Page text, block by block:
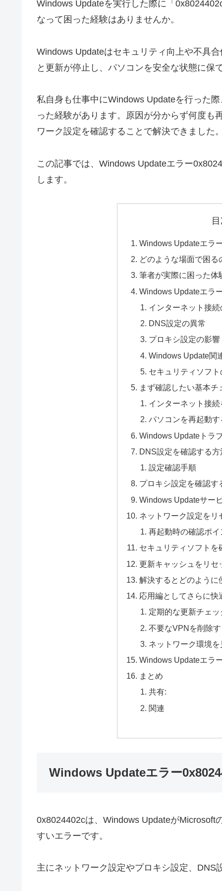
Windows Updateを実行した際に「
なって困った経験はありませんか。
Windows Updateはセキュリティ向上や不具
と更新が停止し、パソコンを安全な状態に保
私自身も仕事中にWindows Updateを行った
った経験があります。原因が分からず何度も
ワーク設定を確認することで解決できました
この記事では、Windows Updateエラー
します。
Windows Updateエラ
どのような場面で困る
筆者が実際に困った体
Windows Updateエラ
インターネット接
DNS設定の異常
プロキシ設定の影響
Windows Update関
セキュリティソフ
まず確認したい基本チ
インターネット接
パソコンを再起動す
Windows Updateトラ
DNS設定を確認する方
設定確認手順
プロキシ設定を確認す
Windows Updateサー
ネットワーク設定をリ
再起動時の確認ポイ
セキュリティソフトを
更新キャッシュをリセ
解決するとどのように
応用編としてさらに快
定期的な更新チェッ
不要なVPNを削除
ネットワーク環境
Windows Updateエラ
まとめ
共有:
関連
Windows Updateエラー
0x8024402cは、Windows UpdateがMicrosoft
すいエラーです。
主にネットワーク設定やプロキシ設定、